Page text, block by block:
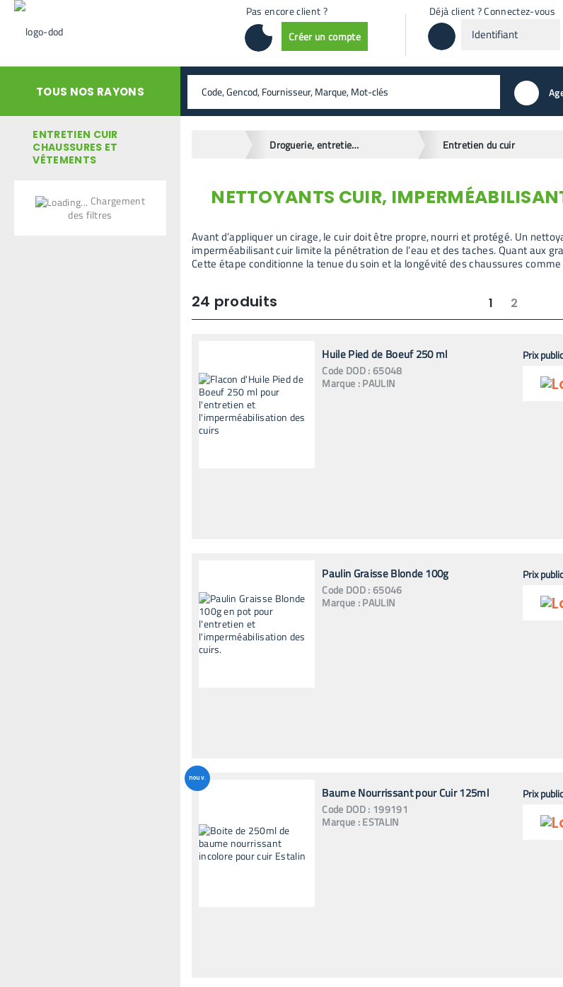
Pas encore client ?
Créer un compte
Déjà client ? Connectez-vous
TOUS NOS RAYONS rechercher valider
ENTRETIEN CUIR
CHAUSSURES ET
VÊTEMENTS
Chargement
des filtres
Droguerie, entretien et hygiène Entretien du cuir
retour en arrière
NETTOYANTS CUIR,
Avant d’appliquer un cirage, le cuir doit être propre, nourri et protégé. Un
imperméabilisant cuir limite la pénétration de l’eau et des taches. Quant aux
Cette étape conditionne la tenue du soin et la longévité des chaussures
24 produits 1 2
Huile Pied de Boeuf 250 ml
Code DOD:65048
Marque :PAULIN
Prix
Paulin Graisse Blonde 100g
Code DOD:65046
Marque :PAULIN
Prix
nouv.
Baume Nourrissant pour Cuir 125ml
Code DOD: 199191
Marque :ESTALIN
Prix